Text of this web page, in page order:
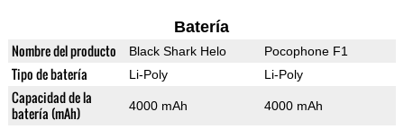
Batería
Nombre del producto Black Shark Helo Pocophone F1
Tipo de batería Li-Poly Li-Poly
Capacidad de la
batería (mAh)
4000 mAh 4000 mAh